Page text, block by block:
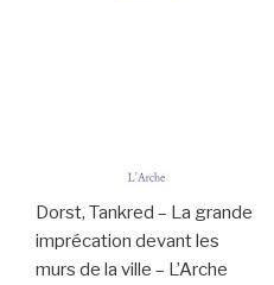
Dorst, Tankred – La grande
imprécation devant les
murs de la ville – L’Arche